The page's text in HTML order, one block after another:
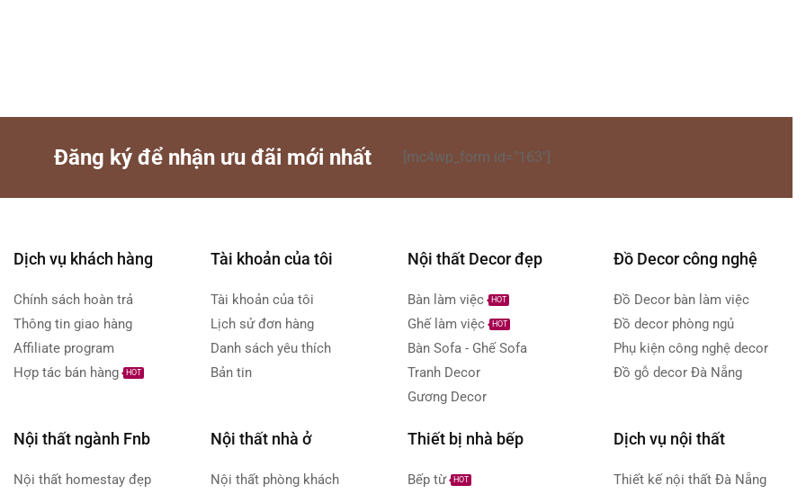
Đăng ký để nhận ưu đãi mới nhất [mc4wp_form id="163"]
Dịch vụ khách hàng
Chính sách hoàn trả
Thông tin giao hàng
Affiliate program
Hợp tác bán hàng
HOT
Tài khoản của tôi
Tài khoản của tôi
Lịch sử đơn hàng
Danh sách yêu thích
Bản tin
Nội thất Decor đẹp
Bàn làm việc HOT
Ghế làm việc HOT
Bàn Sofa - Ghế Sofa
Tranh Decor
Gương Decor
Đồ Decor công nghệ
Đồ Decor bàn làm việc
Đồ decor phòng ngủ
Phụ kiện công nghệ decor
Đồ gỗ decor Đà Nẵng
Nội thất ngành Fnb
Nội thất homestay đẹp
Nội thất nhà ở
Nội thất phòng khách
Thiết bị nhà bếp
Bếp từ HOT
Dịch vụ nội thất
Thiết kế nội thất Đà Nẵng